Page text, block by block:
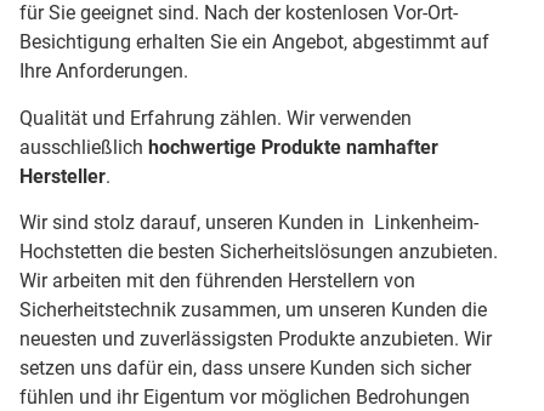
für Sie geeignet sind. Nach der kostenlosen Vor-Ort-
Besichtigung erhalten Sie ein Angebot, abgestimmt auf
Ihre Anforderungen.
Qualität und Erfahrung zählen. Wir verwenden
ausschließlich hochwertige Produkte namhafter
Hersteller.
Wir sind stolz darauf, unseren Kunden in Linkenheim-
Hochstetten die besten Sicherheitslösungen anzubieten.
Wir arbeiten mit den führenden Herstellern von
Sicherheitstechnik zusammen, um unseren Kunden die
neuesten und zuverlässigsten Produkte anzubieten. Wir
setzen uns dafür ein, dass unsere Kunden sich sicher
fühlen und ihr Eigentum vor möglichen Bedrohungen